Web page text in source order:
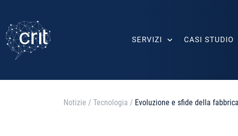
SERVIZI CASI STUDIO
Notizie / Tecnologia / Evoluzione e sfide della